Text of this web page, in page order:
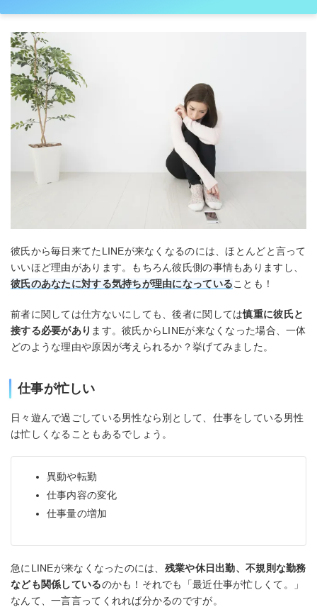
彼氏から毎日来てたLINEが来なくなるのには、ほとんどと言って
いいほど理由があります。もちろん彼氏側の事情もありますし、
彼氏のあなたに対する気持ちが理由になっていることも！
前者に関しては仕方ないにしても、後者に関しては慎重に彼氏と
接する必要があり ます。彼氏からLINEが来なくなった場合、一体
どのような理由や原因が考えられるか？挙げてみました。
仕事が忙しい
日々遊んで過ごしている男性なら別として、仕事をしている男性
は忙しくなることもあるでしょう。
異動や転勤
仕事内容の変化
仕事量の増加
急にLINEが来なくなったのには、 残業や休日出勤、不規則な勤務
なども関係しているのかも！それでも「最近仕事が忙しくて。」
なんて、一言言ってくれれば分かるのですが。